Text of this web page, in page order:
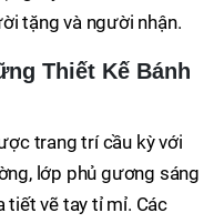
tặng và người nhận.
Thiết Kế Bánh
trang trí cầu kỳ với
lớp phủ gương sáng
tiết vẽ tay tỉ mỉ. Các